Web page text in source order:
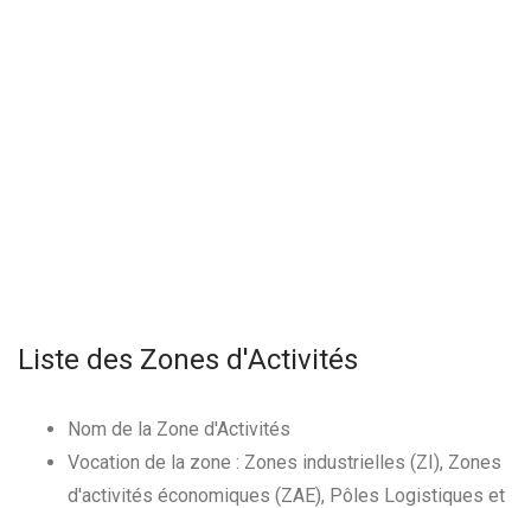
Liste des Zones d'Activités
Nom de la Zone d'Activités
Vocation de la zone : Zones industrielles (ZI), Zones
d'activités économiques (ZAE), Pôles Logistiques et